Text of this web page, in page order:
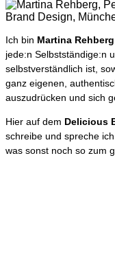
Ich bin Martina Rehberg
jede:n Selbstständige:n
selbstverständlich ist,
ganz eigenen,
auszudrücken und sich
Hier auf dem Delicious
schreibe und spreche
was sonst noch so zum